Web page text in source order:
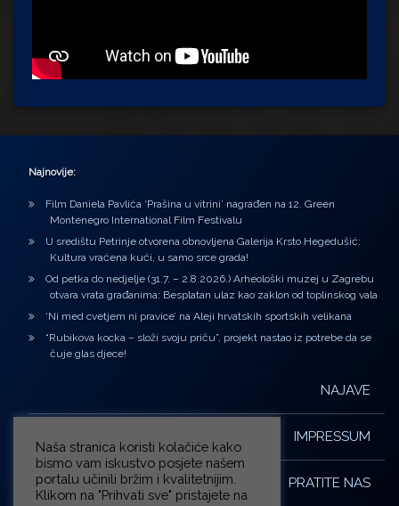
Najnovije:
Film Daniela Pavlića ‘Prašina u vitrini’ nagrađen na 12. Green
Montenegro International Film Festivalu
U središtu Petrinje otvorena obnovljena Galerija Krsto Hegedušić:
Kultura vraćena kući, u samo srce grada!
Od petka do nedjelje (31.7. – 2.8.2026.) Arheološki muzej u Zagrebu
otvara vrata građanima: Besplatan ulaz kao zaklon od toplinskog vala
‘Ni med cvetjem ni pravice’ na Aleji hrvatskih sportskih velikana
“Rubikova kocka – složi svoju priču”, projekt nastao iz potrebe da se
čuje glas djece!
NAJAVE
IMPRESSUM
PRATITE NAS
Naša stranica koristi kolačiće kako
bismo vam iskustvo posjete našem
portalu učinili bržim i kvalitetnijim.
Klikom na "Prihvati sve" pristajete na